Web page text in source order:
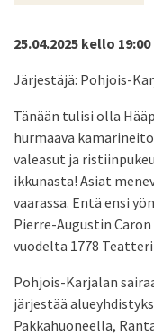
25.04.2025 kello 19:00
Järjestäjä: Pohjois-
Tänään tulisi olla
hurmaava
valeasut ja
ikkunasta! Asiat
vaarassa. Entä ensi
Pierre-Augustin
vuodelta 1778
Pohjois-Karjalan
järjestää
Pakkahuoneella,